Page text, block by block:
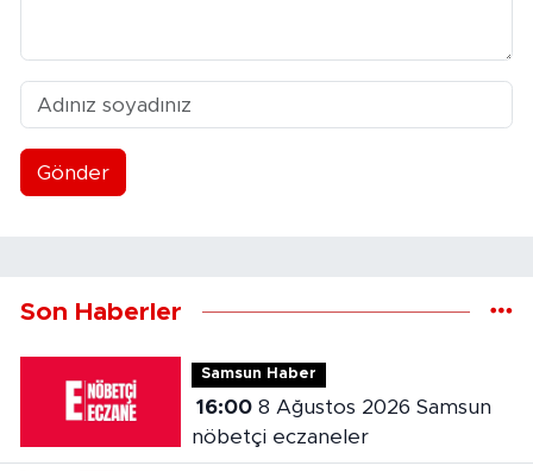
Gönder
Son Haberler
Samsun Haber
16:008 Ağustos 2026 Samsun
nöbetçi eczaneler